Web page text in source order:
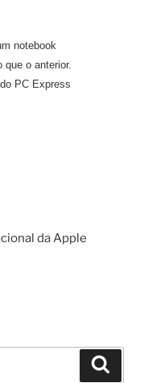
notebook
o anterior.
PC Express
da Apple